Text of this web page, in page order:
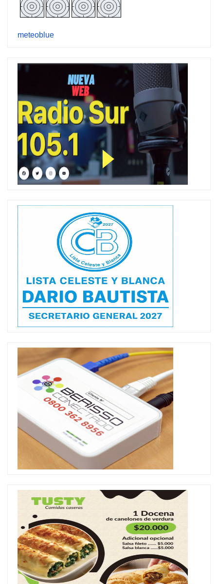
meteoblue